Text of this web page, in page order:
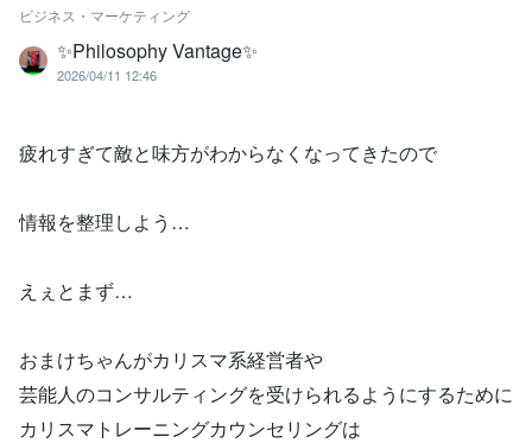
ビジネス・マーケティング
✨Philosophy Vantage✨
2026/04/11 12:46
疲れすぎて敵と味方がわからなくなってきたので
情報を整理しよう…
えぇとまず…
おまけちゃんがカリスマ系経営者や
芸能人のコンサルティングを受けられるようにするために
カリスマトレーニングカウンセリングは